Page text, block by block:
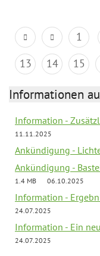
1
13
14 15
Informationen
Information -
11.11.2025
Ankündigung -
Ankündigung -
1.4 MB
06.10.2025
Information -
24.07.2025
Information - Ein
24.07.2025